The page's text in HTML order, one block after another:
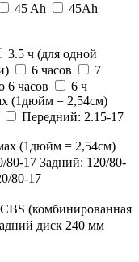
45 Ah
45Ah
3.5 ч (для одной
6 часов
7
6 часов
6 ч
(1дюйм = 2,54см)
Передний: 2.15-17
(1дюйм = 2,54см)
80-17 Задний: 120/80-
80-17
CBS (комбинированная
диск 240 мм